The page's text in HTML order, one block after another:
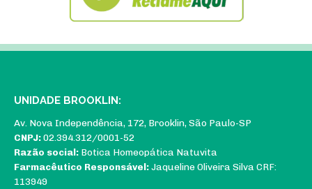
UNIDADE BROOKLIN:
Av. Nova Independência, 172, Brooklin, São Paulo-SP
CNPJ:02.394.312/0001-52
Razão social: Botica Homeopática Natuvita
Farmacêutico Responsável:Jaqueline Oliveira Silva CRF:
113949